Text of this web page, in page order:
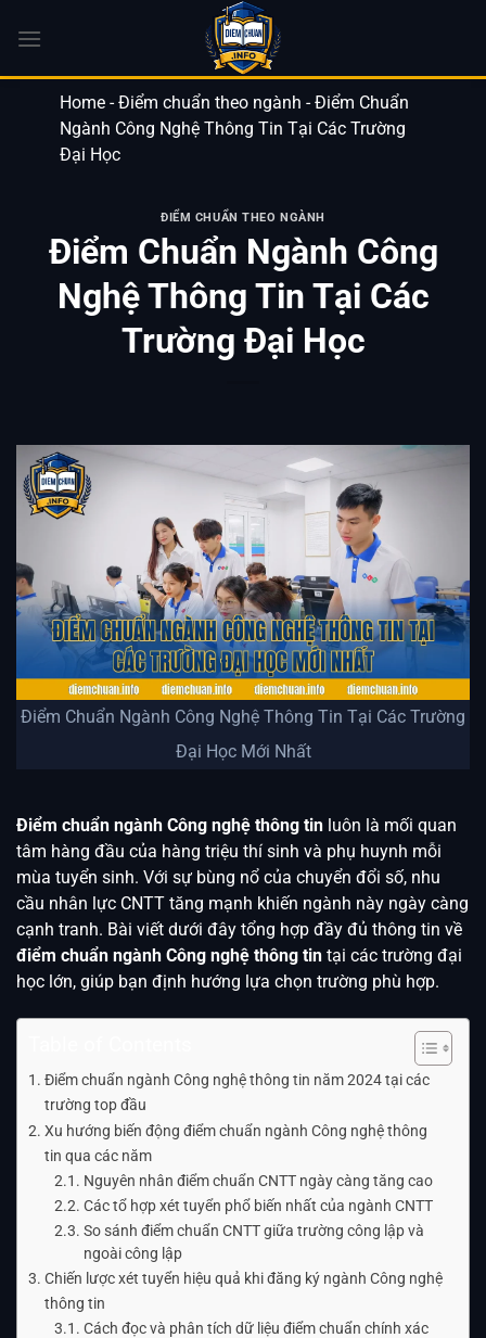
qua
Home -Điểm chuẩn theo ngành -Điểm Chuẩn
Ngành Công Nghệ Thông Tin Tại Các Trường
Đại Học
ĐIỂM CHUẨN THEO NGÀNH
Điểm Chuẩn Ngành Công
Nghệ Thông Tin Tại Các
Trường Đại Học
Điểm Chuẩn Ngành Công Nghệ Thông Tin Tại Các Trường
Đại Học Mới Nhất
Điểm chuẩn ngành Công nghệ thông tin luôn là mối quan
tâm hàng đầu của hàng triệu thí sinh và phụ huynh mỗi
mùa tuyển sinh. Với sự bùng nổ của chuyển đổi số, nhu
cầu nhân lực CNTT tăng mạnh khiến ngành này ngày càng
cạnh tranh. Bài viết dưới đây tổng hợp đầy đủ thông tin về
điểm chuẩn ngành Công nghệ thông tin tại các trường đại
học lớn, giúp bạn định hướng lựa chọn trường phù hợp.
Điểm chuẩn ngành Công nghệ thông tin năm 2024 tại các
trường top đầu
Xu hướng biến động điểm chuẩn ngành Công nghệ thông
tin qua các năm
Nguyên nhân điểm chuẩn CNTT ngày càng tăng cao
Các tổ hợp xét tuyển phổ biến nhất của ngành CNTT
So sánh điểm chuẩn CNTT giữa trường công lập và
ngoài công lập
Chiến lược xét tuyển hiệu quả khi đăng ký ngành Công nghệ
thông tin
Cách đọc và phân tích dữ liệu điểm chuẩn chính xác